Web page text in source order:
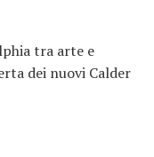
tra arte e
dei nuovi Calder